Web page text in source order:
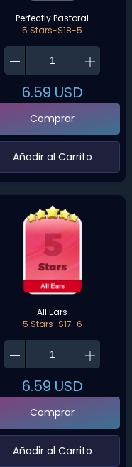
Perfectly Pastoral
5 Stars-S18-5
6.59 USD
Comprar
‌Añadir al Carrito‌
All Ears
5 Stars-S17-6
6.59 USD
Comprar
‌Añadir al Carrito‌